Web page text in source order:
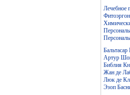
Лечебное
Артур
Библия
Жан де
Люк де
Эзоп